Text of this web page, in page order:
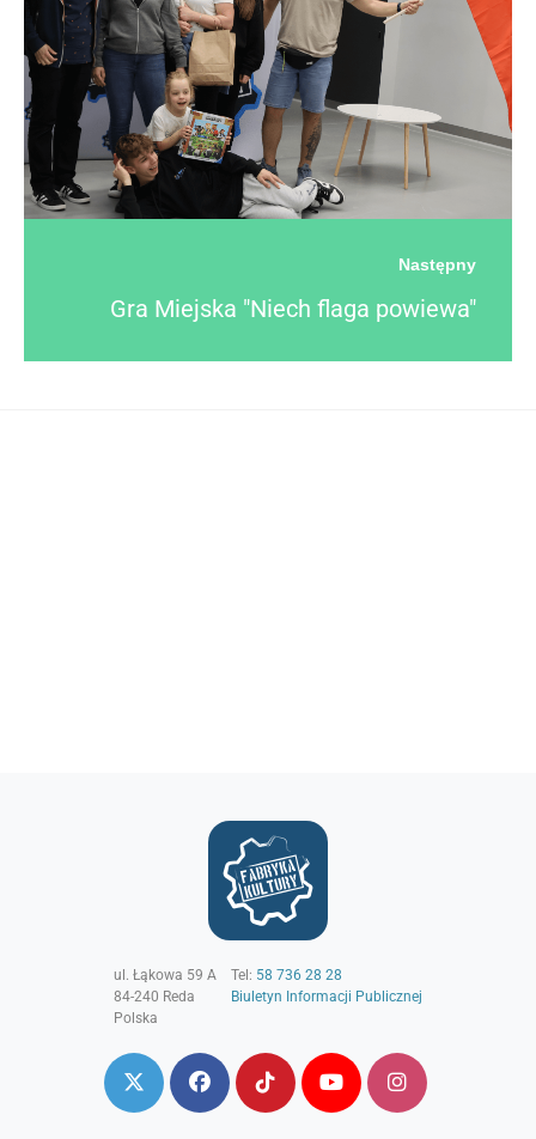
Następny
Gra Miejska "Niech flaga powiewa"
ul. Łąkowa 59 A
84-240 Reda
Polska
Tel: 58 736 28 28
Biuletyn Informacji Publicznej